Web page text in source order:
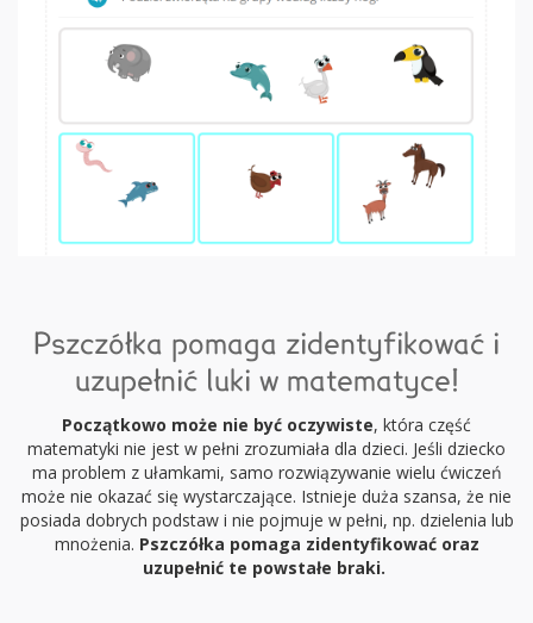
Pszczółka pomaga zidentyfikować i
uzupełnić luki w matematyce!
Początkowo może nie być oczywiste, która część
matematyki nie jest w pełni zrozumiała dla dzieci. Jeśli dziecko
ma problem z ułamkami, samo rozwiązywanie wielu ćwiczeń
może nie okazać się wystarczające. Istnieje duża szansa, że nie
posiada dobrych podstaw i nie pojmuje w pełni, np. dzielenia lub
mnożenia. Pszczółka pomaga zidentyfikować oraz
uzupełnić te powstałe braki.